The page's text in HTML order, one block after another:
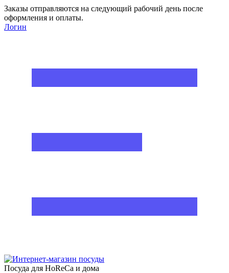
Заказы отправляются на следующий рабочий день после
оформления и оплаты.
Логин
Посуда для HoReCa и дома